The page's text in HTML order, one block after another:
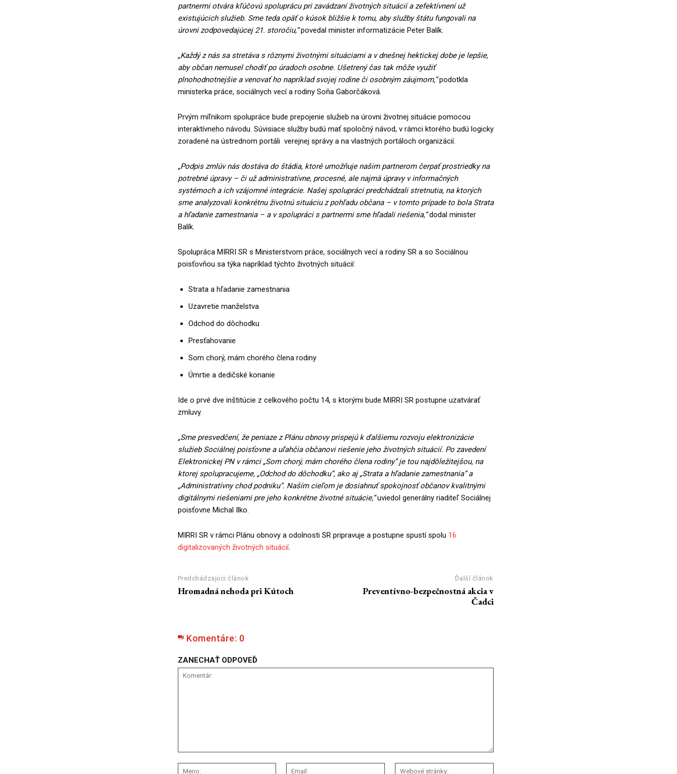
partnermi otvára kľúčovú spoluprácu pri zavádzaní životných situácií a zefektívnení už
existujúcich služieb. Sme teda opäť o kúsok bližšie k tomu, aby služby štátu fungovali na
úrovni zodpovedajúcej 21. storočiu,“povedal minister informatizácie Peter Balík.
„Každý z nás sa stretáva s rôznymi životnými situáciami a v dnešnej hektickej dobe je lepšie,
aby občan nemusel chodiť po úradoch osobne. Ušetrený čas tak môže využiť
plnohodnotnejšie a venovať ho napríklad svojej rodine či osobným záujmom,“podotkla
ministerka práce, sociálnych vecí a rodiny Soňa Gaborčáková.
Prvým míľnikom spolupráce bude prepojenie služieb na úrovni životnej situácie pomocou
interaktívneho návodu. Súvisiace služby budú mať spoločný návod, v rámci ktorého budú logicky
zoradené na ústrednom portáli verejnej správy a na vlastných portáloch organizácií.
„Podpis zmlúv nás dostáva do štádia, ktoré umožňuje našim partnerom čerpať prostriedky na
potrebné úpravy – či už administratívne, procesné, ale najmä úpravy v informačných
systémoch a ich vzájomné integrácie. Našej spolupráci predchádzali stretnutia, na ktorých
sme analyzovali konkrétnu životnú situáciu z pohľadu občana – v tomto prípade to bola Strata
a hľadanie zamestnania – a v spolupráci s partnermi sme hľadali riešenia,“dodal minister
Balík.
Spolupráca MIRRI SR s Ministerstvom práce, sociálnych vecí a rodiny SR a so Sociálnou
poisťovňou sa týka napríklad týchto životných situácií:
Strata a hľadanie zamestnania
Uzavretie manželstva
Odchod do dôchodku
Presťahovanie
Som chorý, mám chorého člena rodiny
Úmrtie a dedičské konanie
Ide o prvé dve inštitúcie z celkového počtu 14, s ktorými bude MIRRI SR postupne uzatvárať
zmluvy.
„Sme presvedčení, že peniaze z Plánu obnovy prispejú k ďalšiemu rozvoju elektronizácie
služieb Sociálnej poisťovne a uľahčia občanovi riešenie jeho životných situácií. Po zavedení
Elektronickej PN v rámci „Som chorý, mám chorého člena rodiny“ je tou najdôležitejšou, na
ktorej spolupracujeme, „Odchod do dôchodku“, ako aj „Strata a hľadanie zamestnania“ a
„Administratívny chod podniku“. Naším cieľom je dosiahnuť spokojnosť občanov kvalitnými
digitálnymi riešeniami pre jeho konkrétne životné situácie,“uviedol generálny riaditeľ Sociálnej
poisťovne Michal Ilko.
MIRRI SR v rámci Plánu obnovy a odolnosti SR pripravuje a postupne spustí spolu 16
digitalizovaných životných situácií.
Predchádzajúci článok
Hromadná nehoda pri Kútoch
Ďalší článok
Preventívno-bezpečnostná akcia v
Čadci
Komentáre: 0
ZANECHAŤ ODPOVEĎ
Meno:
Email: